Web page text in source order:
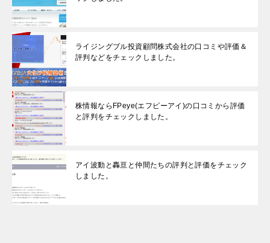
ライジングブル投資顧問株式会社の口コミや評価＆
評判などをチェックしました。
株情報ならFPeye(エフピーアイ)の口コミから評価
と評判をチェックしました。
アイ波動と轟亘と仲間たちの評判と評価をチェック
しました。